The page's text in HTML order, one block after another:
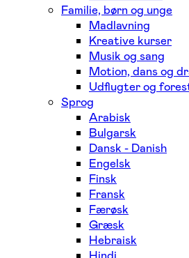
Familie, børn og unge
Madlavning
Kreative kurser
Musik og sang
Motion, dans og
Udflugter og
Sprog
Arabisk
Bulgarsk
Dansk - Danish
Engelsk
Finsk
Fransk
Færøsk
Græsk
Hebraisk